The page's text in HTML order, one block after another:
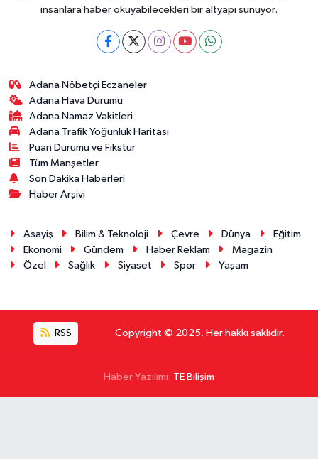
insanlara haber okuyabilecekleri bir altyapı sunuyor.
Adana Nöbetçi Eczaneler
Adana Hava Durumu
Adana Namaz Vakitleri
Adana Trafik Yoğunluk Haritası
Puan Durumu ve Fikstür
Tüm Manşetler
Son Dakika Haberleri
Haber Arşivi
Asayiş Bilim & Teknoloji Çevre Dünya
Eğitim
Ekonomi
Gündem Haber Reklam
Magazin
Özel
Sağlık Siyaset Spor Yaşam
RSS Copyright © 2025. Her hakkı saklıdır.
Haber Yazılımı: TE Bilişim